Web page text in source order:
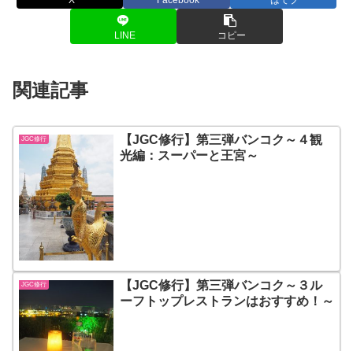
LINE コピー
関連記事
JGC修行
【JGC修行】第三弾バンコク～４観
光編：スーパーと王宮～
JGC修行
【JGC修行】第三弾バンコク～３ル
ーフトップレストランはおすすめ！～